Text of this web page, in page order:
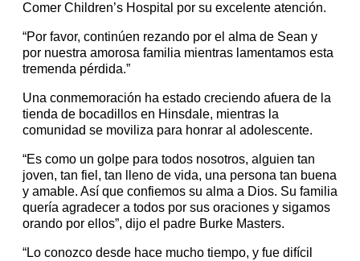
Comer Children’s Hospital por su excelente atención.
“Por favor, continúen rezando por el alma de Sean y
por nuestra amorosa familia mientras lamentamos esta
tremenda pérdida.”
Una conmemoración ha estado creciendo afuera de la
tienda de bocadillos en Hinsdale, mientras la
comunidad se moviliza para honrar al adolescente.
“Es como un golpe para todos nosotros, alguien tan
joven, tan fiel, tan lleno de vida, una persona tan buena
y amable. Así que confiemos su alma a Dios. Su familia
quería agradecer a todos por sus oraciones y sigamos
orando por ellos”, dijo el padre Burke Masters.
“Lo conozco desde hace mucho tiempo, y fue difícil